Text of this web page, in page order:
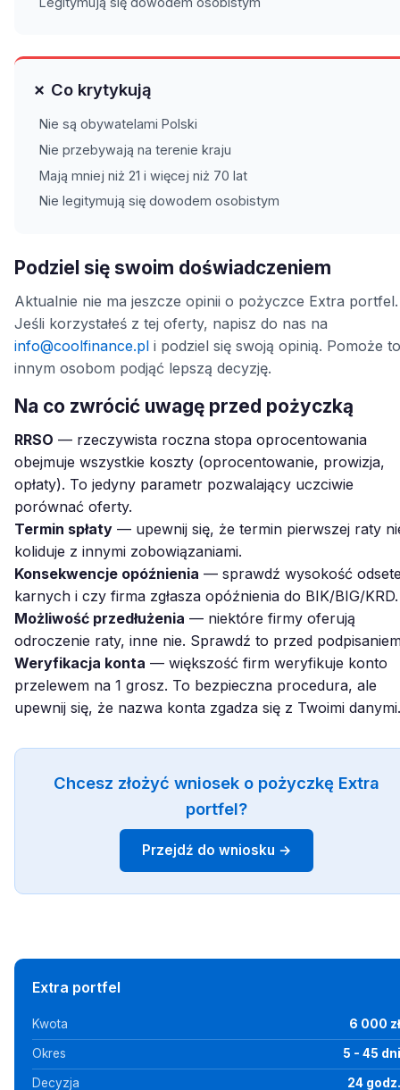
✗ Co krytykują
Nie są obywatelami Polski
Nie przebywają na terenie kraju
Mają mniej niż 21 i więcej niż 70 lat
Nie legitymują się dowodem osobistym
Podziel się swoim doświadczeniem
Aktualnie nie ma jeszcze opinii o pożyczce Extra portfel.
Jeśli korzystałeś z tej oferty, napisz do nas na
info@coolfinance.pl i podziel się swoją opinią. Pomoże to
innym osobom podjąć lepszą decyzję.
Na co zwrócić uwagę przed pożyczką
RRSO — rzeczywista roczna stopa oprocentowania
obejmuje wszystkie koszty (oprocentowanie, prowizja,
opłaty). To jedyny parametr pozwalający uczciwie
porównać oferty.
Termin spłaty — upewnij się, że termin pierwszej raty
koliduje z innymi zobowiązaniami.
Konsekwencje opóźnienia — sprawdź wysokość
karnych i czy firma zgłasza opóźnienia do BIK/BIG/KRD.
Możliwość przedłużenia — niektóre firmy oferują
odroczenie raty, inne nie. Sprawdź to przed
Weryfikacja konta — większość firm weryfikuje konto
przelewem na 1 grosz. To bezpieczna procedura, ale
upewnij się, że nazwa konta zgadza się z Twoimi danymi.
Chcesz złożyć wniosek o pożyczkę Extra
portfel?
Przejdź do wniosku →
Extra portfel
Kwota 6 000 zł
Okres 5 - 45 dni
Decyzja 24 godz.